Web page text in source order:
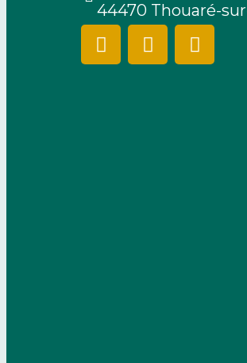
44470 Thouaré-